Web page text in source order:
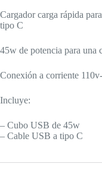
Cargador carga rápida
tipo C
45w de potencia para una
Conexión a corriente
Incluye:
– Cubo USB de 45w
– Cable USB a tipo C